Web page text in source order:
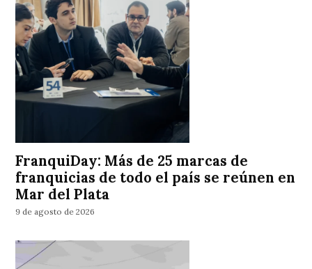
FranquiDay: Más de 25 marcas de
franquicias de todo el país se reúnen en
Mar del Plata
9 de agosto de 2026